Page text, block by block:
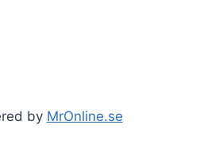
by MrOnline.se